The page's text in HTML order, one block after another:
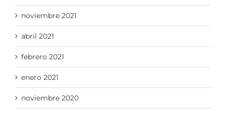
noviembre 2021
abril 2021
febrero 2021
enero 2021
noviembre 2020